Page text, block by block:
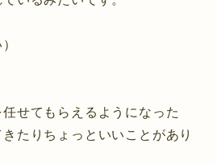
せてもらえるようになった
たりちょっといいことがあり